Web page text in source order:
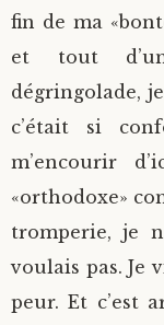
fin de ma
et tout
dégringolade,
c’était si
m’encourir
«orthodoxe»
tromperie, je
voulais pas. Je
peur. Et c’est